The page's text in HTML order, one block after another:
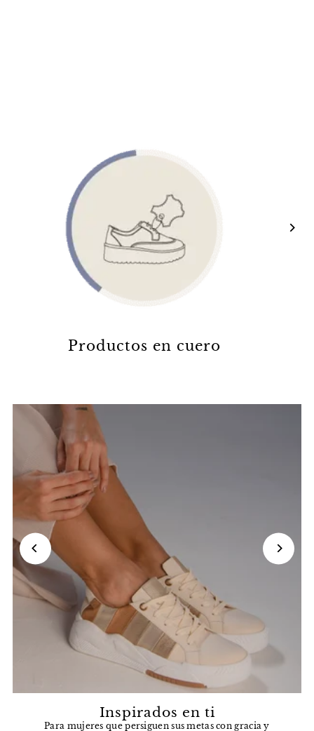
Productos en cuero
Inspirados en ti
Para mujeres que persiguen sus metas con gracia y